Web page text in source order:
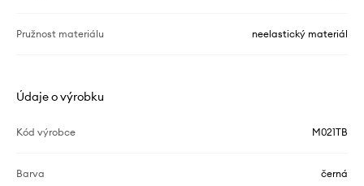
Pružnost materiálu neelastický materiál
Údaje o výrobku
Kód výrobce M021TB
Barva černá